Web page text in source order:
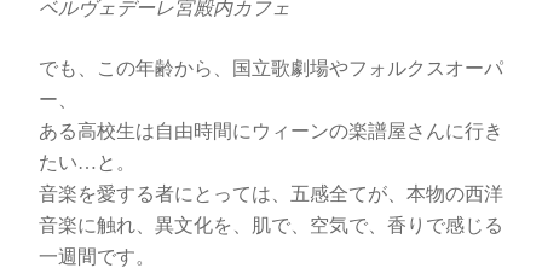
ベルヴェデーレ宮殿内カフェ
でも、この年齢から、国立歌劇場やフォルクスオーパ
ー、
ある高校生は自由時間にウィーンの楽譜屋さんに行き
たい…と。
音楽を愛する者にとっては、五感全てが、本物の西洋
音楽に触れ、異文化を、肌で、空気で、香りで感じる
一週間です。